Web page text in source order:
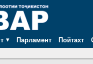
Парламент Пойтахт